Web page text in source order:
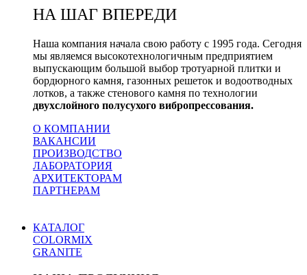
НА ШАГ ВПЕРЕДИ
Наша компания начала свою работу с 1995 года. Сегодня
мы являемся высокотехнологичным предприятием
выпускающим большой выбор тротуарной плитки и
бордюрного камня, газонных решеток и водоотводных
лотков, а также стенового камня по технологии
двухслойного полусухого вибропрессования.
О КОМПАНИИ
ВАКАНСИИ
ПРОИЗВОДСТВО
ЛАБОРАТОРИЯ
АРХИТЕКТОРАМ
ПАРТНЕРАМ
КАТАЛОГ
COLORMIX
GRANITE